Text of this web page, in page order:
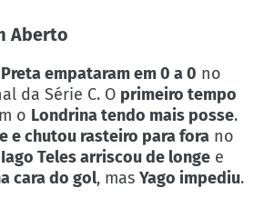
Aberto
empataram em 0 a 0 no
da Série C. O primeiro tempo
o Londrina tendo mais posse.
e chutou rasteiro para fora no
Iago Teles arriscou de longe e
cara do gol, mas Yago impediu.